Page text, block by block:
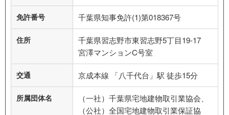
免許番号 千葉県知事免許(1)第018367号
住所
千葉県習志野市東習志野5丁目19-17
宮澤マンションC号室
交通 京成本線 「八千代台」駅 徒歩15分
所属団体名
（一社）千葉県宅地建物取引業協会、
（公社）全国宅地建物取引業保証協